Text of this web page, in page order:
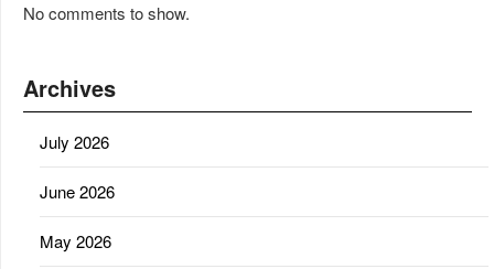
No comments to show.
Archives
July 2026
June 2026
May 2026